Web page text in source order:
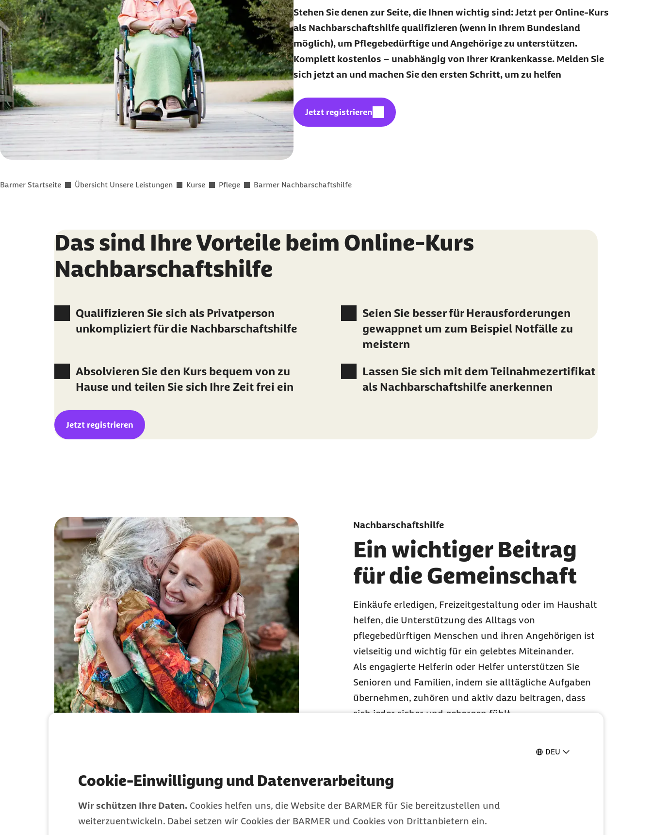
DEU
Cookie-Einwilligung und Datenverarbeitung
Wir schützen Ihre Daten. Cookies helfen uns, die Website der BARMER für Sie bereitzustellen und
weiterzuentwickeln. Dabei setzen wir Cookies der BARMER und Cookies von Drittanbietern ein.
Stehen Sie denen zur Seite, die Ihnen wichtig sind: Jetzt per Online-Kurs
als Nachbarschaftshilfe qualifizieren (wenn in Ihrem Bundesland
möglich), um Pflegebedürftige und Angehörige zu unterstützen.
Komplett kostenlos – unabhängig von Ihrer Krankenkasse. Melden Sie
sich jetzt an und machen Sie den ersten Schritt, um zu helfen
externer Link:
Jetzt registrieren
Sie befinden sich hier:
Barmer Startseite Übersicht Unsere Leistungen Kurse Pflege Barmer Nachbarschaftshilfe
Das sind Ihre Vorteile beim Online-Kurs
Nachbarschaftshilfe
Qualifizieren Sie sich als Privatperson
unkompliziert für die Nachbarschaftshilfe
Seien Sie besser für Herausforderungen
gewappnet um zum Beispiel Notfälle zu
meistern
Absolvieren Sie den Kurs bequem von zu
Hause und teilen Sie sich Ihre Zeit frei ein
Lassen Sie sich mit dem Teilnahmezertifikat
als Nachbarschaftshilfe anerkennen
externer Link:
Jetzt registrieren
Nachbarschaftshilfe
Ein wichtiger Beitrag
für die Gemeinschaft
Einkäufe erledigen, Freizeitgestaltung oder im Haushalt
helfen, die Unterstützung des Alltags von
pflegebedürftigen Menschen und ihren Angehörigen ist
vielseitig und wichtig für ein gelebtes Miteinander.
Als engagierte Helferin oder Helfer unterstützen Sie
Senioren und Familien, indem sie alltägliche Aufgaben
übernehmen, zuhören und aktiv dazu beitragen, dass
sich jeder sicher und geborgen fühlt.
Nachbarschaftshelfende mit dem kostenfreien Online-
Kurs qualifizieren lassen und diese Aufgaben
übernehmen.